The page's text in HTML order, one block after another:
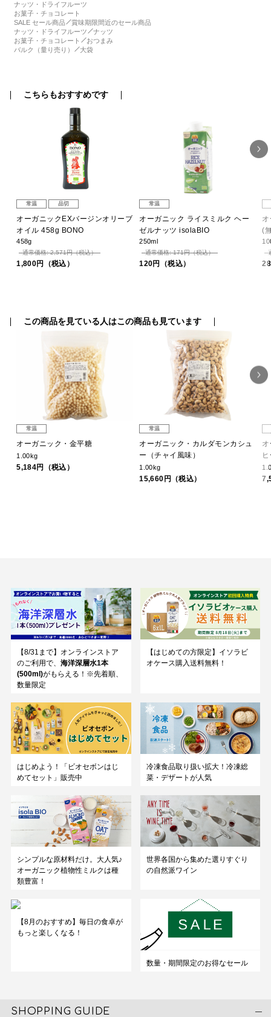
ナッツ・ドライフルーツ
お菓子・チョコレート
SALE セール商品
賞味期限間近のセール商品
ナッツ・ドライフルーツ
ナッツ
お菓子・チョコレート
おつまみ
バルク（量り売り）
大袋
こちらもおすすめです
常温 品切
オーガニックEXバージンオリーブ
オイル 458g BONO
458g
通常価格: 2,571円（税込）
1,800円（税込）
常温
オーガニック ライスミルク ヘー
ゼルナッツ isolaBIO
250ml
通常価格: 171円（税込）
120円（税込）
(
この商品を見ている人はこの商品も見ています
常温
オーガニック・金平糖
1.00kg
5,184円（税込）
常温
オーガニック・カルダモンカシュ
ー（チャイ風味）
1.00kg
15,660円（税込）
【8/31まで】オンラインストア
のご利用で、 海洋深層水1本
(500ml)がもらえる！※先着順、
数量限定
【はじめての方限定】イソラビ
オケース購入送料無料！
はじめよう！「ビオセボンはじ
めてセット」販売中
冷凍食品取り扱い拡大！冷凍総
菜・デザートが人気
シンプルな原材料だけ。大人気♪
オーガニック植物性ミルクは種
類豊富！
世界各国から集めた選りすぐり
の自然派ワイン
【8月のおすすめ】毎日の食卓が
もっと楽しくなる！
数量・期間限定のお得なセール
SHOPPING GUIDE